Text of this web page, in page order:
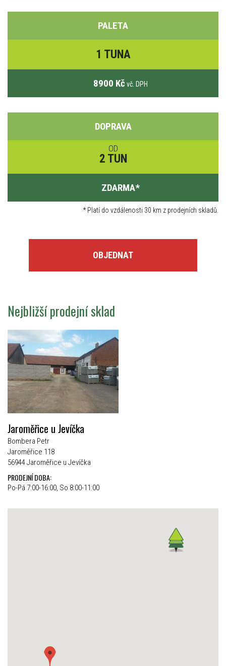
PALETA
1 TUNA
8900 Kč vč. DPH
DOPRAVA
OD
2 TUN
ZDARMA*
*Platí do vzdálenosti 30 km z prodejních skladů.
OBJEDNAT
Nejbližší prodejní sklad
Jaroměřice u Jevíčka
Bombera Petr
Jaroměřice 118
56944 Jaroměřice u Jevíčka
PRODEJNÍ DOBA:
Po-Pá 7:00-16:00, So 8:00-11:00